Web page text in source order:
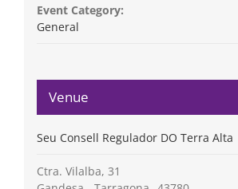
Event Category:
General
Venue
Seu Consell Regulador DO Terra Alta
Ctra. Vilalba, 31